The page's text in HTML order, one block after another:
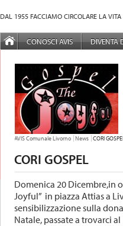
DAL 1955 FACCIAMO CIRCOLARE LA
MENÙ PRINCIPALE
CONOSCI AVIS DIVENTA
TU SEI QUI:
AVIS Comunale Livorno News CORI
CORI GOSPEL
Domenica 20 Dicembre,in
Joyful” in piazza Attias a
sensibilizzazione sulla
Natale, passate a trovarci